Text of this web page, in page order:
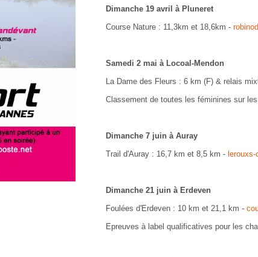
Dimanche 19 avril à Pluneret
Course Nature : 11,3km et 18,6km -
Samedi 2 mai à Locoal-Mendon
La Dame des Fleurs : 6 km (F) & relais
Classement de toutes les féminines sur
Dimanche 7 juin à Auray
Trail d'Auray : 16,7 km et 8,5 km -
Dimanche 21 juin à Erdeven
Foulées d'Erdeven : 10 km et 21,1 km -
Epreuves à label qualificatives pour les